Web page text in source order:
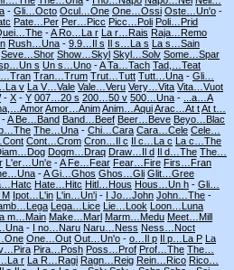
- Gli…Octo Ocul…One One…Ossi Oste…Un'o -
Pate…Per Per…Picc Picc…Poli Poli…Prid
-A Ro…La r La r…Rais Raja…Remo
Rush…Una - 9.9…Il s Il s…La s La s…Sain
Seve…Shor Show…Skyl Skyl…Solv Some…Spar
s Un s…Uno -A Ta…Tach Tad,…Teat
Tran…Trum Trut…Tutt Tutt…Una - Gli…
v La V…Vale Vale…Veru Very…Vita Vita…Vuot
- X - Y 007…20 s 200…50 v 500…Una -
...a…A
Amor…AnimAnim…AquiArac…At tAt t…
-A Be…Band Band…Beef Beer…Beve Beyo…Blac
The…Una - Chi…Cara Cara…Cele Cele…
Cont…Crom Cron…Il c Il c…La c La c…The
Dogm…Draq Draw…Il d Il d…The The…
L'er…Un'e -A Fe…Fear Fear…Fire Firs…Fran
-A Gi…Ghos Ghos…Gli Glit…Gree
Hate…Hitc Hitl…Hous Hous…Un h - Gli…
Ipot…L'in L'in…Un'i - I Jo…John John…The -
Lega…Lice Lie…Look Loon…Luna
m…Main Make…Marl Marm…Medu Meet…Mill
- I no…Naru Naru…Ness Ness…Noct
One…Out Out…Un'o - o…Il p Il p…La P La
Pira…Posh Poss…Prof Prof…The The…
r La R…Ragi Ragn…Reig Rein…Rico Rico…